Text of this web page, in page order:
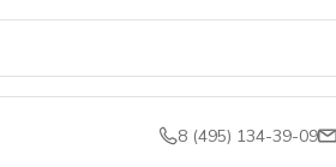
8 (495) 134-39-09